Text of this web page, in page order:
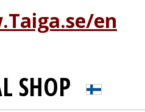
en
SHOP